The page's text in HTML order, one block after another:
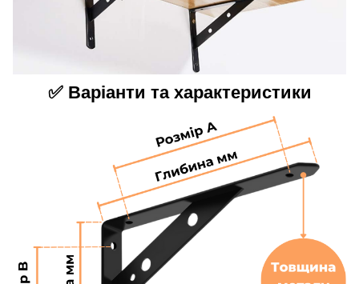
✅ Варіанти та характеристики